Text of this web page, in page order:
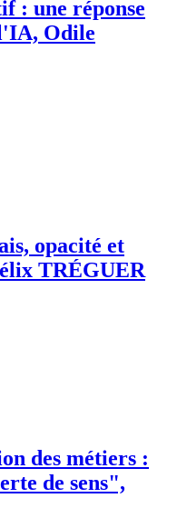
: une réponse
Odile
opacité et
TRÉGUER
des métiers :
de sens",